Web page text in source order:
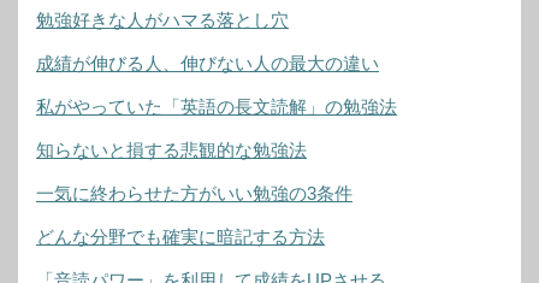
勉強好きな人がハマる落とし穴
成績が伸びる人、伸びない人の最大の違い
私がやっていた「英語の長文読解」の勉強法
知らないと損する悲観的な勉強法
一気に終わらせた方がいい勉強の3条件
どんな分野でも確実に暗記する方法